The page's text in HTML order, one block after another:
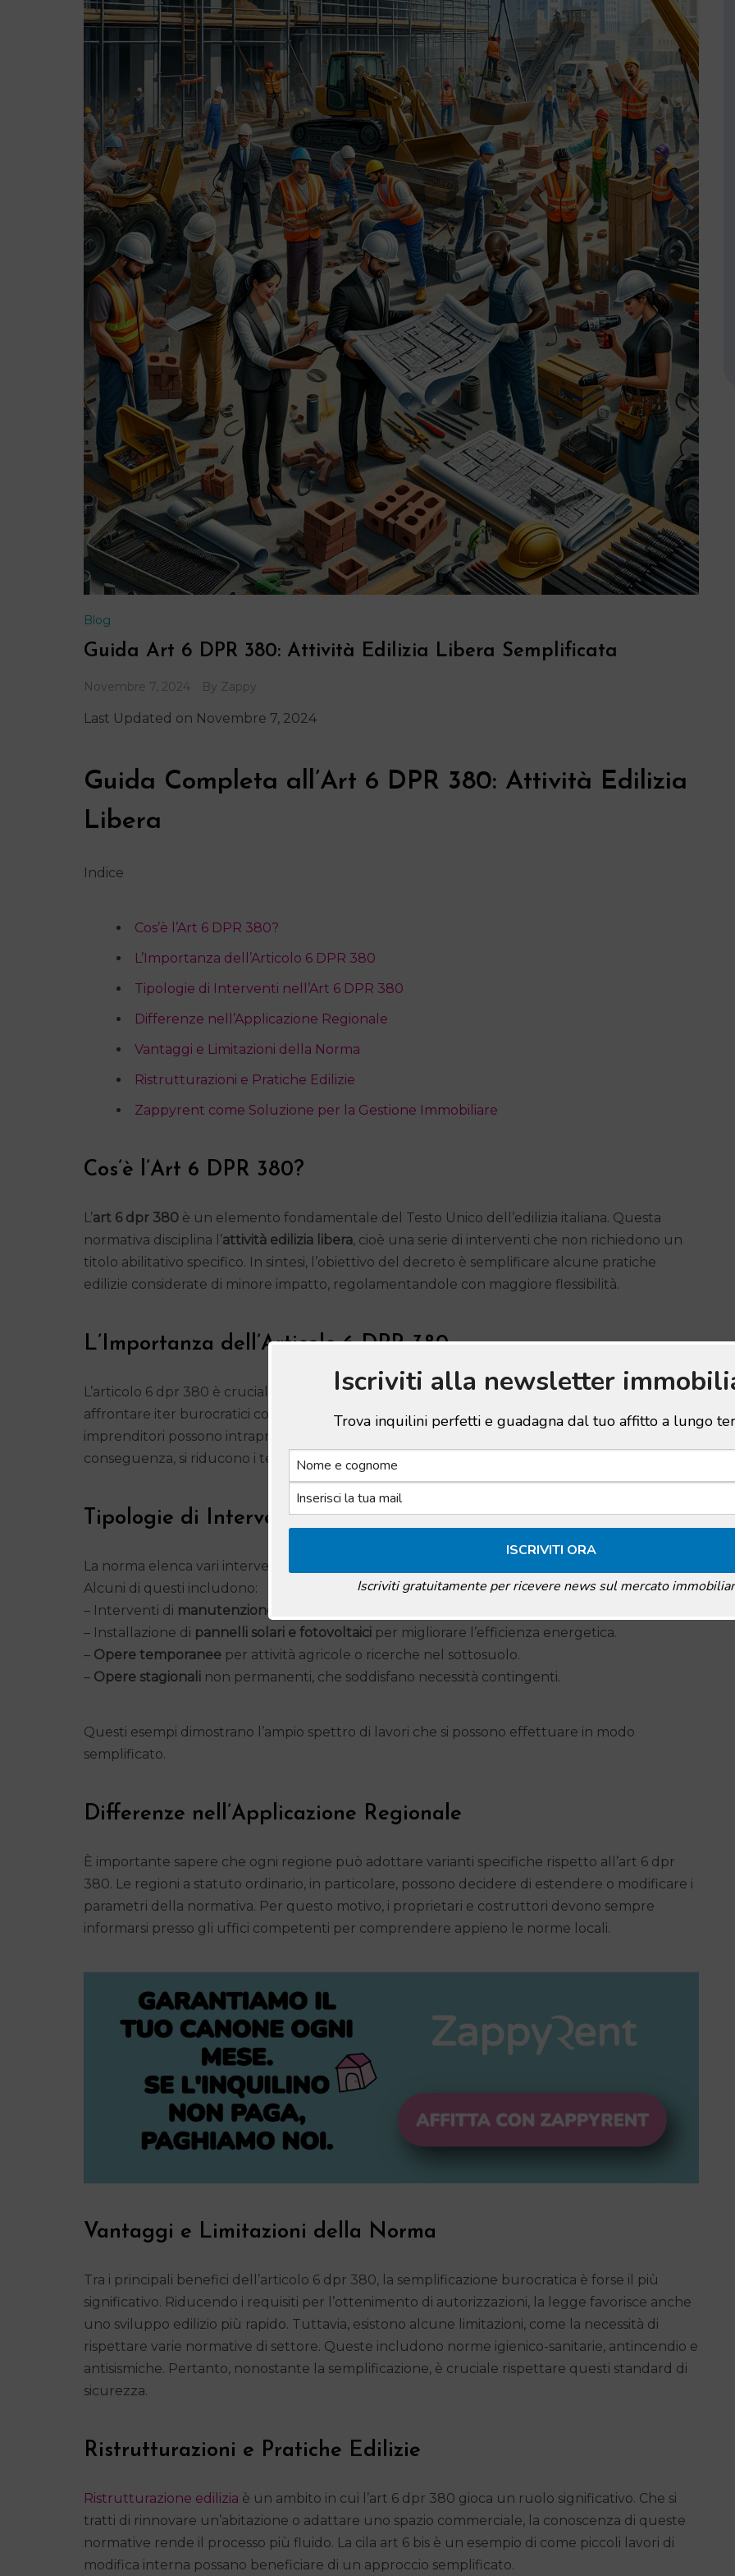
Blog
Guida Art 6 DPR 380: Attività Edilizia Libera Semplificata
Novembre 7, 2024 By Zappy
Last Updated on Novembre 7, 2024
Guida Completa all’Art 6 DPR 380: Attività Edilizia
Libera
Indice
Cos’è l’Art 6 DPR 380?
L’Importanza dell’Articolo 6 DPR 380
Tipologie di Interventi nell’Art 6 DPR 380
Differenze nell’Applicazione Regionale
Vantaggi e Limitazioni della Norma
Ristrutturazioni e Pratiche Edilizie
Zappyrent come Soluzione per la Gestione Immobiliare
Cos’è l’Art 6 DPR 380?
L’art 6 dpr 380 è un elemento fondamentale del Testo Unico dell’edilizia italiana. Questa
normativa disciplina l’attività edilizia libera, cioè una serie di interventi che non richiedono un
titolo abilitativo specifico. In sintesi, l’obiettivo del decreto è semplificare alcune pratiche
edilizie considerate di minore impatto, regolamentandole con maggiore flessibilità.
L’Importanza dell’Articolo 6 DPR 380
L’articolo 6 dpr 380 è cruciale per chi intende effettuare lavori in casa o su terreni senza
affrontare iter burocratici complessi. Grazie a questa normativa, molti proprietari e
imprenditori possono intraprendere interventi senza sottostare a lunghe trafile. Di
conseguenza, si riducono i tempi e i costi, migliorando la gestione del tempo e del budget.
Tipologie di Interventi nell’Art 6 DPR 380
La norma elenca vari interventi permessi nell’ambito della cosiddetta attività edilizia libera.
Alcuni di questi includono:
– Interventi di manutenzione ordinaria
– Installazione di pannelli solari e fotovoltaici per migliorare l’efficienza energetica.
– Opere temporanee per attività agricole o ricerche nel sottosuolo.
– Opere stagionali non permanenti, che soddisfano necessità contingenti.
Questi esempi dimostrano l’ampio spettro di lavori che si possono effettuare in modo
semplificato.
Differenze nell’Applicazione Regionale
È importante sapere che ogni regione può adottare varianti specifiche rispetto all’art 6 dpr
380. Le regioni a statuto ordinario, in particolare, possono decidere di estendere o modificare i
parametri della normativa. Per questo motivo, i proprietari e costruttori devono sempre
informarsi presso gli uffici competenti per comprendere appieno le norme locali.
Vantaggi e Limitazioni della Norma
Tra i principali benefici dell’articolo 6 dpr 380, la semplificazione burocratica è forse il più
significativo. Riducendo i requisiti per l’ottenimento di autorizzazioni, la legge favorisce anche
uno sviluppo edilizio più rapido. Tuttavia, esistono alcune limitazioni, come la necessità di
rispettare varie normative di settore. Queste includono norme igienico-sanitarie, antincendio e
antisismiche. Pertanto, nonostante la semplificazione, è cruciale rispettare questi standard di
sicurezza.
Ristrutturazioni e Pratiche Edilizie
Ristrutturazione edilizia è un ambito in cui l’art 6 dpr 380 gioca un ruolo significativo. Che si
tratti di rinnovare un’abitazione o adattare uno spazio commerciale, la conoscenza di queste
normative rende il processo più fluido. La cila art 6 bis è un esempio di come piccoli lavori di
modifica interna possano beneficiare di un approccio semplificato.
Iscriviti alla newsletter
Trova inquilini perfetti e guadagna dal tuo affitto a lungo
Iscriviti gratuitamente per ricevere news sul mercato